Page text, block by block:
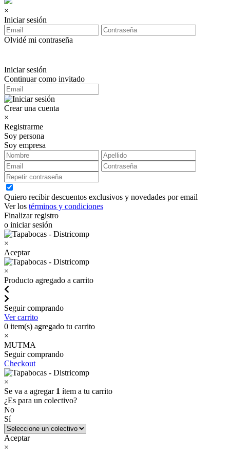
×
Iniciar sesión
Olvidé mi contraseña
Iniciar sesión
Continuar como invitado
Crear una cuenta
×
Registrarme
Soy persona
Soy empresa
Quiero recibir descuentos exclusivos y novedades por email
Ver los términos y condiciones
Finalizar registro
o iniciar sesión
×
Aceptar
×
Producto agregado a carrito
Seguir comprando
Ver carrito
0 item(s) agregado tu carrito
×
MUTMA
Seguir comprando
Checkout
×
Se va a agregar 1 ítem a tu carrito
¿Es para un colectivo?
No
Sí
Aceptar
×